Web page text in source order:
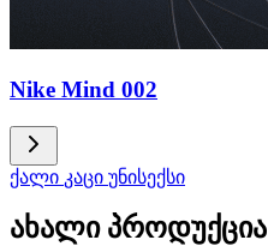
Nike Mind 002
ქალი კაცი უნისექსი
ახალი პროდუქცია